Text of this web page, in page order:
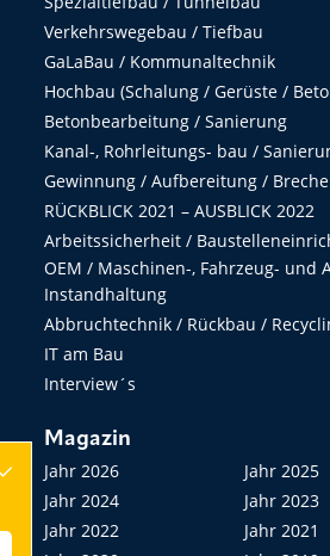
Verkehrswegebau / Tiefbau
GaLaBau / Kommunaltechnik
Hochbau (Schalung / Gerüste /
Betonbearbeitung / Sanierung
Kanal-, Rohrleitungs- bau /
Gewinnung / Aufbereitung /
RÜCKBLICK 2021 – AUSBLICK 2022
Arbeitssicherheit /
OEM / Maschinen-, Fahrzeug-
Instandhaltung
Abbruchtechnik / Rückbau /
IT am Bau
Interview´s
Magazin
Jahr 2026
Jahr 2025
Jahr 2024
Jahr 2023
Jahr 2022
Jahr 2021